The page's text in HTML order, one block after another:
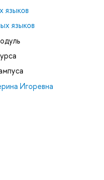
языков
языков
Игоревна